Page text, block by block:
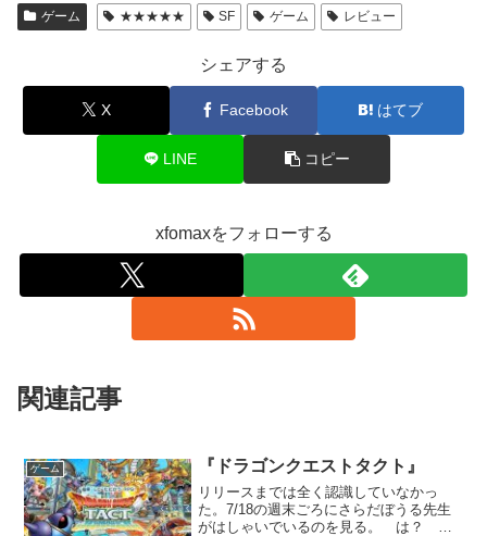
ゲーム ★★★★★ SF ゲーム レビュー
シェアする
X Facebook はてブ
LINE コピー
xfomaxをフォローする
関連記事
ゲーム 『ドラゴンクエストタクト』
リリースまでは全く認識していなかっ
た。7/18の週末ごろにさらだぼうる先生
がはしゃいでいるのを見る。 は？ 今